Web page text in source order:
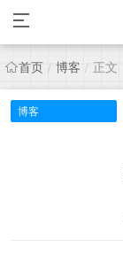
首页 / 博客 / 正文
博客